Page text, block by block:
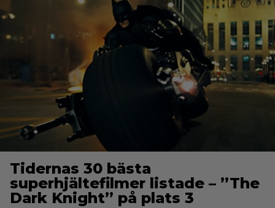
Tidernas 30 bästa
superhjältefilmer listade – ”The
Dark Knight” på plats 3